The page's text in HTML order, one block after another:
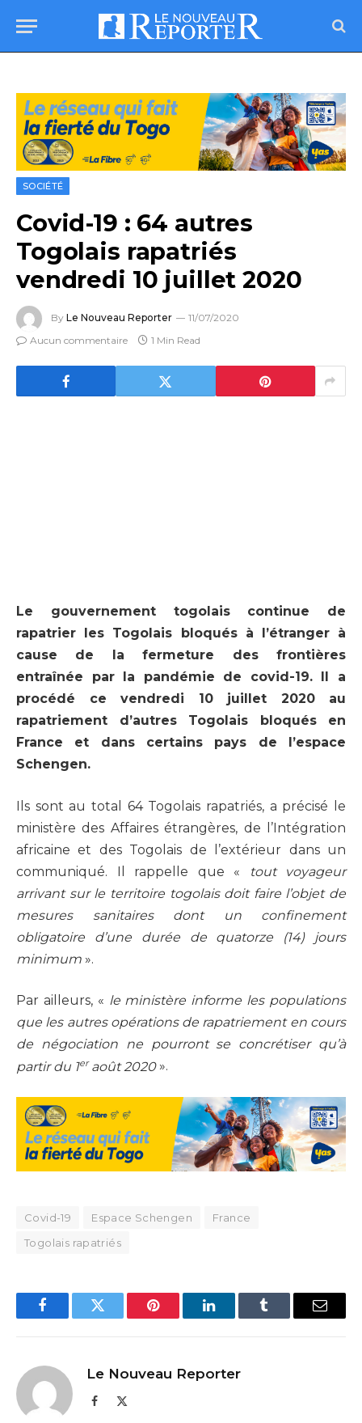
SOCIÉTÉ
Covid-19 : 64 autres
Togolais rapatriés
vendredi 10 juillet 2020
By Le Nouveau Reporter
11/07/2020
Aucun commentaire
1 Min Read
Le gouvernement togolais continue de
rapatrier les Togolais bloqués à l’étranger à
cause de la fermeture des frontières
entraînée par la pandémie de covid-19. Il a
procédé ce vendredi 10 juillet 2020 au
rapatriement d’autres Togolais bloqués en
France et dans certains pays de l’espace
Schengen.
Ils sont au total 64 Togolais rapatriés, a précisé le
ministère des Affaires étrangères, de l’Intégration
africaine et des Togolais de l’extérieur dans un
communiqué. Il rappelle que «
tout voyageur
arrivant sur le territoire togolais doit faire l’objet de
mesures sanitaires dont un confinement
obligatoire d’une durée de quatorze (14) jours
minimum ».
Par ailleurs, « le ministère informe les populations
que les autres opérations de rapatriement en cours
de négociation ne pourront se concrétiser qu’à
partir du 1eraoût 2020».
Covid-19 Espace Schengen
France
Togolais rapatriés
FacebookTwitter Pinterest LinkedInTumblr Email
Le Nouveau Reporter
Facebook